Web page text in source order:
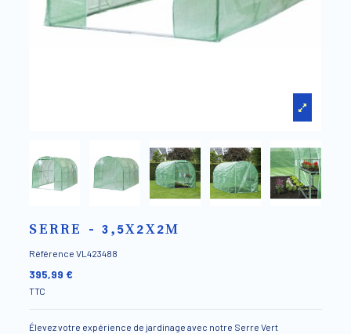
SERRE - 3,5X2X2M
Référence VL423488
395,99 €
TTC
Élevez votre expérience de jardinage avec notre Serre Vert